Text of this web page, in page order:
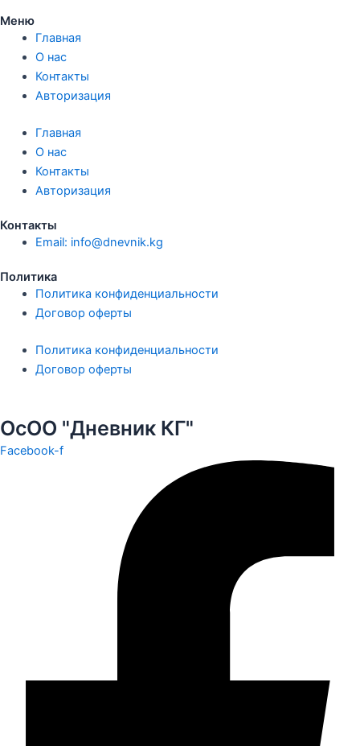
Меню
Главная
О нас
Контакты
Авторизация
Главная
О нас
Контакты
Авторизация
Контакты
Email: info@dnevnik.kg
Политика
Политика конфиденциальности
Договор оферты
Политика конфиденциальности
Договор оферты
ОсОО "Дневник КГ"
Facebook-f